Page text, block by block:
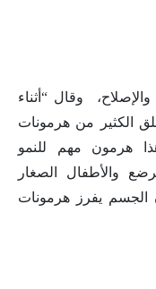
والإصلاح، وقال “أثناء
الكثير من هرمونات
هرمون مهم للنمو
والأطفال الصغار
الجسم يفرز هرمونات